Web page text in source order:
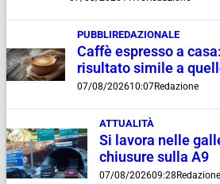
PUBBLIREDAZIONALE
Caffè espresso a
risultato simile a
07/08/202610:07Redazione
ATTUALITÀ
Si lavora nelle
chiusure sulla A9
07/08/202609:28 Redazione